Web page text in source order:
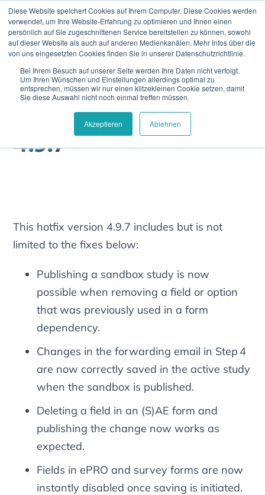
Diese Website speichert Cookies auf Ihrem Computer. Diese Cookies werden
verwendet, um Ihre Website-Erfahrung zu optimieren und Ihnen einen
persönlich auf Sie zugeschnittenen Service bereitstellen zu können, sowohl
auf dieser Website als auch auf anderen Medienkanälen. Mehr Infos über die
von uns eingesetzten Cookies finden Sie in unserer Datenschutzrichtlinie.
Bei Ihrem Besuch auf unserer Seite werden Ihre Daten nicht verfolgt.
Um Ihren Wünschen und Einstellungen allerdings optimal zu
entsprechen, müssen wir nur einen klitzekleinen Cookie setzen, damit
Sie diese Auswahl nicht noch einmal treffen müssen.
Akzeptieren Ablehnen
Home Releases 4.9.7
4.9.7
This hotfix version 4.9.7 includes but is not
limited to the fixes below:
Publishing a sandbox study is now
possible when removing a field or option
that was previously used in a form
dependency.
Changes in the forwarding email in Step 4
are now correctly saved in the active study
when the sandbox is published.
Deleting a field in an (S)AE form and
publishing the change now works as
expected.
Fields in ePRO and survey forms are now
instantly disabled once saving is initiated.